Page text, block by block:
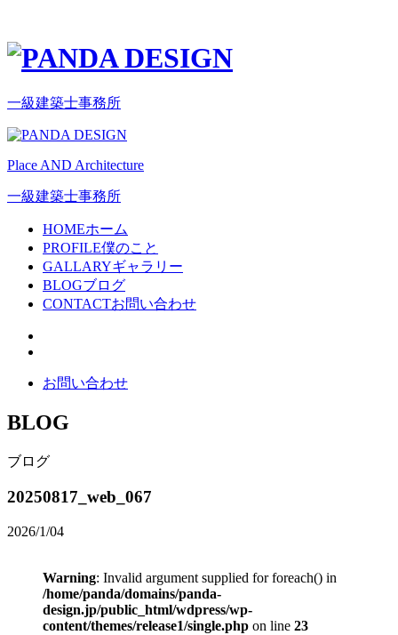
一級建築士事務所
Place AND Architecture
一級建築士事務所
HOMEホーム
PROFILE僕のこと
GALLARYギャラリー
BLOGブログ
CONTACTお問い合わせ
お問い合わせ
BLOG
ブログ
20250817_web_067
2026/1/04
Warning: Invalid argument supplied for foreach() in
/home/panda/domains/panda-
design.jp/public_html/wdpress/wp-
content/themes/release1/single.php on line 23